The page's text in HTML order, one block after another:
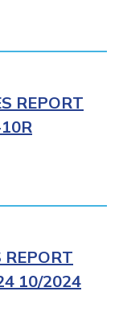
REPORT
REPORT
10/2024